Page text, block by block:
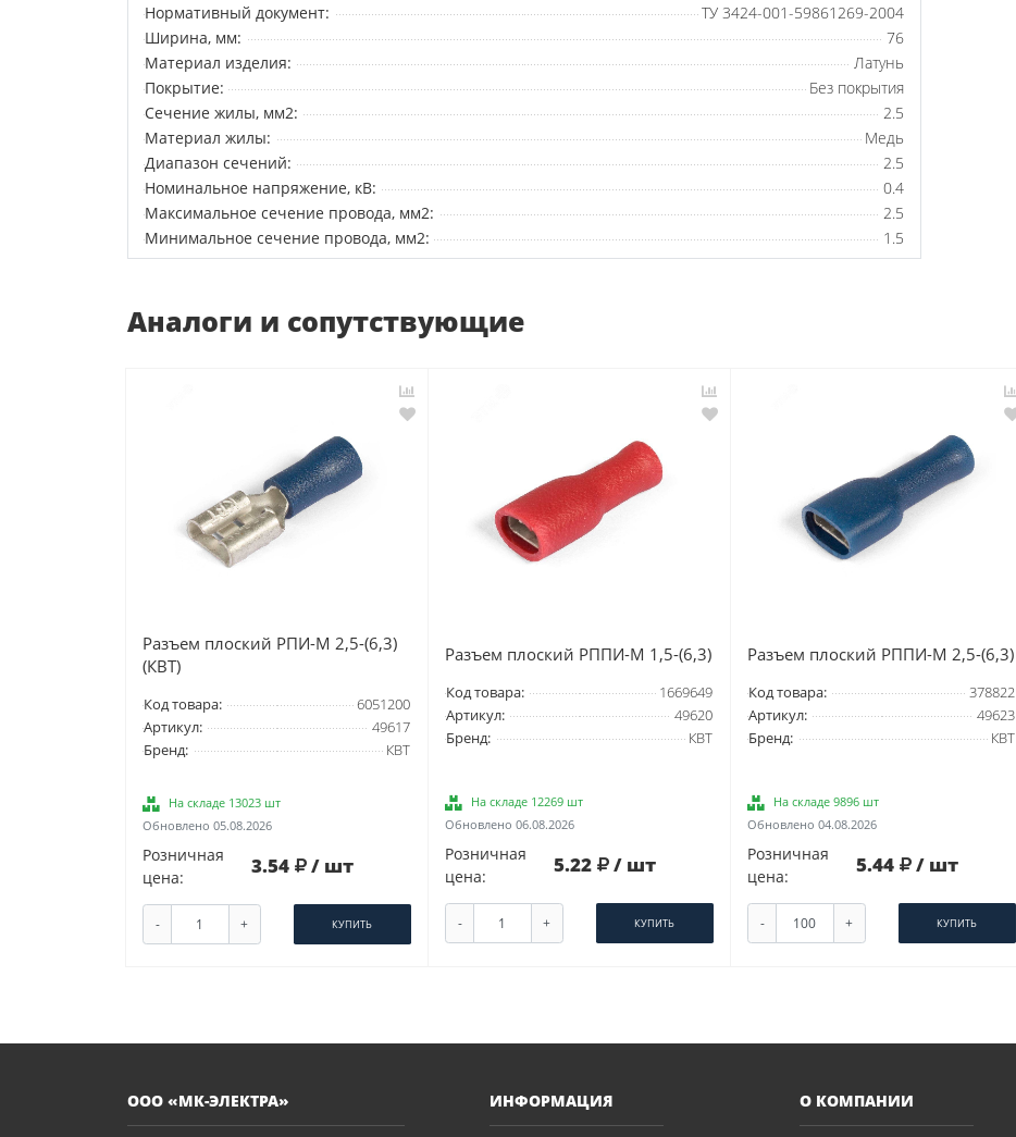
Нормативный документ:
ТУ 3424-001-59861269-2004
Ширина, мм:
76
Материал изделия:
Латунь
Покрытие:
Без покрытия
Сечение жилы, мм2:
2.5
Материал жилы:
Медь
Диапазон сечений:
2.5
Номинальное напряжение, кВ:
0.4
Максимальное сечение провода, мм2:
2.5
Минимальное сечение провода, мм2:
1.5
Аналоги и сопутствующие
Разъем плоский РПИ-М 2,5-(6,3)
(КВТ)
Код товара:
6051200
Артикул:
49617
Бренд:
КВТ
На складе 13023 шт
Обновлено 05.08.2026
Розничная
цена:
3.54 / шт
- + КУПИТЬ
Разъем плоский РППИ-М 1,5-(6,3)
Код товара:
1669649
Артикул:
49620
Бренд:
КВТ
На складе 12269 шт
Обновлено 06.08.2026
Розничная
цена:
5.22 / шт
- + КУПИТЬ
Разъем плоский РППИ-М 2,5-(6,3)
Код товара:
378822
Артикул:
49623
Бренд:
КВТ
На складе 9896 шт
Обновлено 04.08.2026
Розничная
цена:
5.44 / шт
- + КУПИТЬ
ООО «МК-ЭЛЕКТРА» ИНФОРМАЦИЯ О КОМПАНИИ